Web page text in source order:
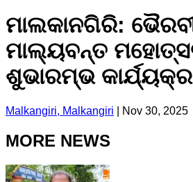
ମାଲକାନଗିରି:
ମାଲ୍ୟବନ୍ତ
ଶୁଭାରମ୍ଭ
Malkangiri, Malkangiri Nov 30, 2025
MORE NEWS